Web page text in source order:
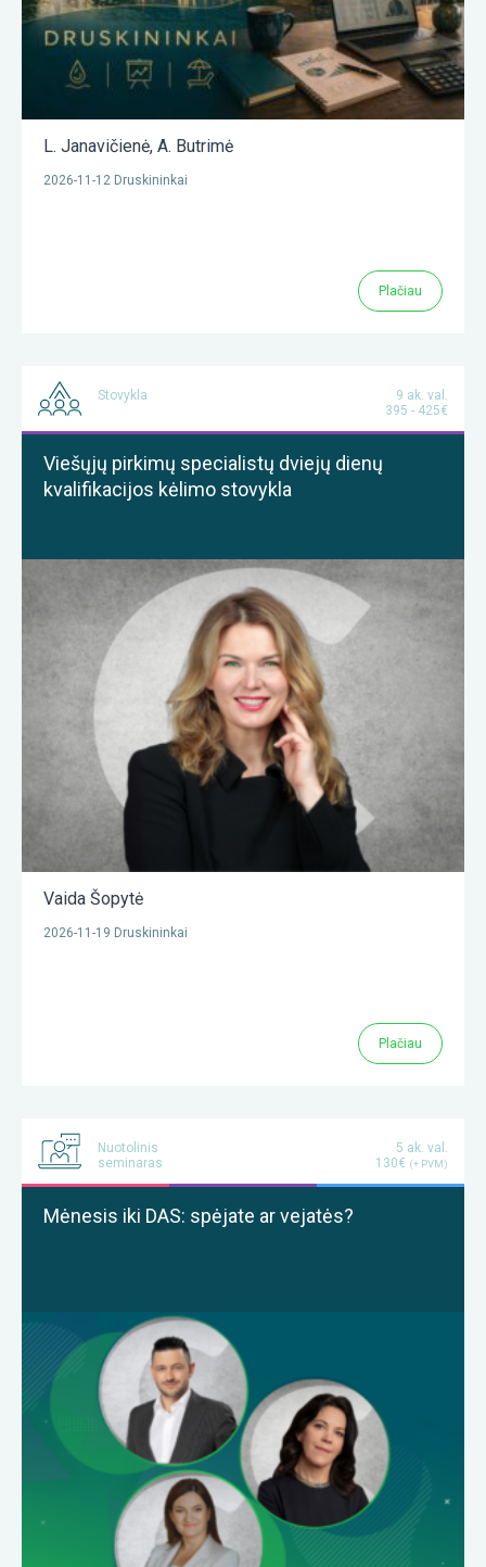
L. Janavičienė, A. Butrimė
2026-11-12 Druskininkai
Plačiau
Stovykla
9 ak. val.
395 - 425€
Viešųjų pirkimų specialistų dviejų dienų
kvalifikacijos kėlimo stovykla
Vaida Šopytė
2026-11-19 Druskininkai
Plačiau
Nuotolinis
seminaras
5 ak. val.
130€ (+ PVM)
Mėnesis iki DAS: spėjate ar vejatės?